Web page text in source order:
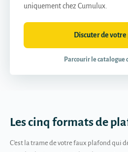
uniquement chez Cumulux.
Discuter de
Parcourir le catalogue
Les cinq formats de
C'est la trame de votre faux plafond qui